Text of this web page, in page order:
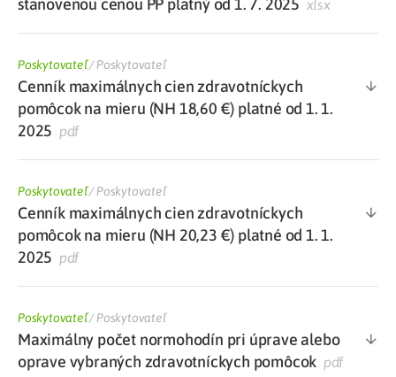
stanovenou cenou PP platný od 1. 7. 2025 xlsx
Poskytovateľ/Poskytovateľ
Cenník maximálnych cien zdravotníckych
pomôcok na mieru (NH 18,60 €) platné od 1. 1.
2025 pdf
Poskytovateľ/Poskytovateľ
Cenník maximálnych cien zdravotníckych
pomôcok na mieru (NH 20,23 €) platné od 1. 1.
2025 pdf
Poskytovateľ/Poskytovateľ
Maximálny počet normohodín pri úprave alebo
oprave vybraných zdravotníckych pomôcok pdf